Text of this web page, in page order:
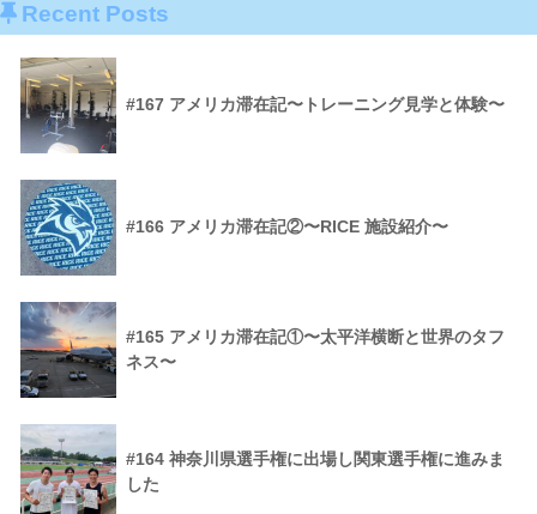
Recent Posts
#167 アメリカ滞在記〜トレーニング見学と体験〜
#166 アメリカ滞在記②〜RICE 施設紹介〜
#165 アメリカ滞在記①〜太平洋横断と世界のタフ
ネス〜
#164 神奈川県選手権に出場し関東選手権に進みま
した